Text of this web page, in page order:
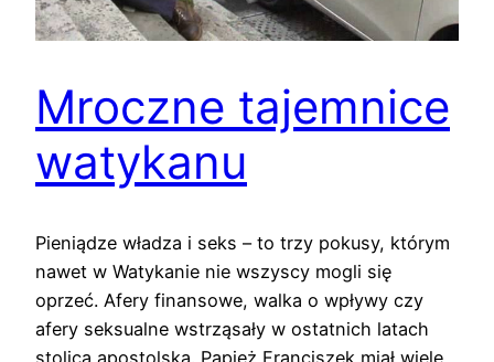
Mroczne tajemnice
watykanu
Pieniądze władza i seks – to trzy pokusy, którym
nawet w Watykanie nie wszyscy mogli się
oprzeć. Afery finansowe, walka o wpływy czy
afery seksualne wstrząsały w ostatnich latach